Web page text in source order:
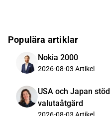
Populära artiklar
Nokia 2000
2026-08-03 Artikel
USA och Japan
valutaåtgärd